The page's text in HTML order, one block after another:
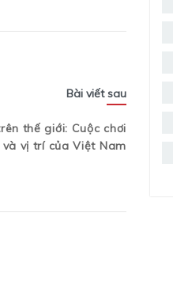
Bài viết sau
thế giới: Cuộc chơi
và vị trí của Việt Nam